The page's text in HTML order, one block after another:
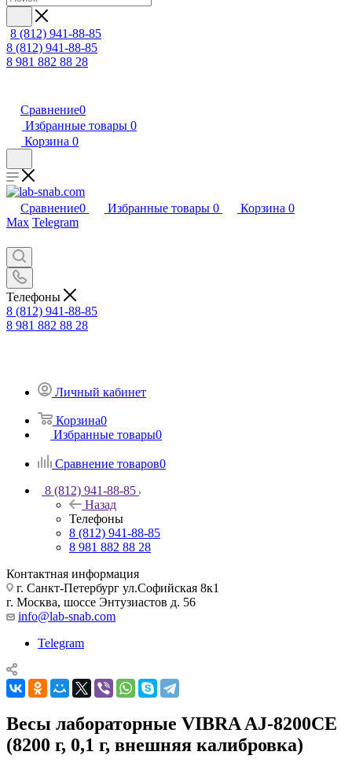
8 (812) 941-88-85
8 (812) 941-88-85
8 981 882 88 28
Сравнение0
Избранные товары 0
Корзина 0
Сравнение0 Избранные товары 0 Корзина 0
Max Telegram
Телефоны
8 (812) 941-88-85
8 981 882 88 28
Личный кабинет
Корзина0
Избранные товары0
Сравнение товаров0
8 (812) 941-88-85
Назад
Телефоны
8 (812) 941-88-85
8 981 882 88 28
Контактная информация
г. Санкт-Петербург ул.Софийская 8к1
г. Москва, шоссе Энтузиастов д. 56
info@lab-snab.com
Telegram
Весы лабораторные VIBRA AJ-8200CE
(8200 г, 0,1 г, внешняя калибровка)